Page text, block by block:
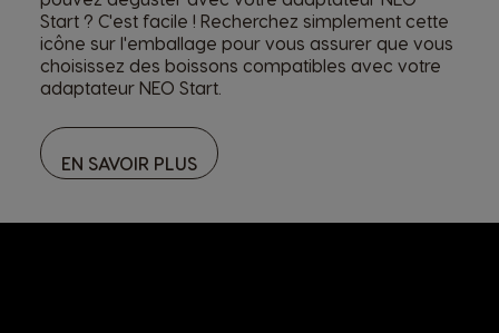
Start ? C'est facile ! Recherchez simplement cette
icône sur l'emballage pour vous assurer que vous
choisissez des boissons compatibles avec votre
adaptateur NEO Start.
EN SAVOIR PLUS